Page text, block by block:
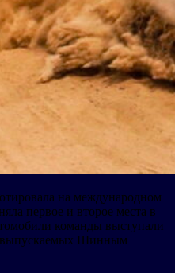
на международном
первое и второе места в
команды выступали
Шинным